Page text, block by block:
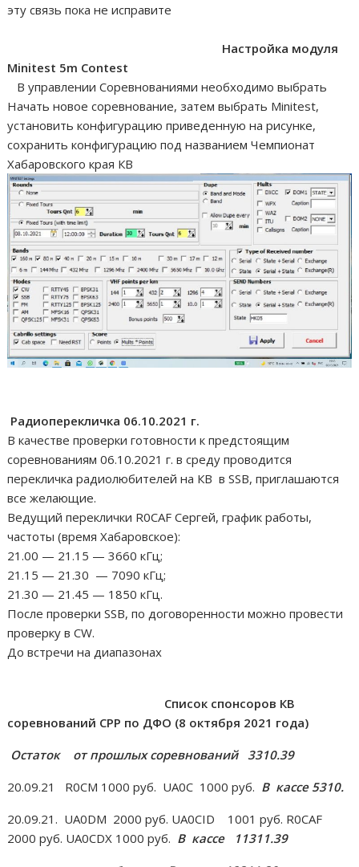
эту связь пока не исправите
Настройка модуля
Minitest 5m Contest
В управлении Соревнованиями необходимо выбрать
Начать новое соревнование, затем выбрать Minitest,
установить конфигурацию приведенную на рисунке,
сохранить конфигурацию под названием Чемпионат
Хабаровского края КВ
Радиоперекличка 06.10.2021 г.
В качестве проверки готовности к предстоящим
соревнованиям 06.10.2021 г. в среду проводится
перекличка радиолюбителей на КВ в SSB, приглашаются
все желающие.
Ведущий переклички R0CAF Сергей, график работы,
частоты (время Хабаровское):
21.00 — 21.15 — 3660 кГц;
21.15 — 21.30 — 7090 кГц;
21.30 — 21.45 — 1850 кГц.
После проверки SSB, по договоренности можно провести
проверку в CW.
До встречи на диапазонах
Список спонсоров КВ
соревнований СРР по ДФО (8 октября 2021 года)
Остаток от прошлых соревнований 3310.39
20.09.21 R0CM 1000 руб. UA0C 1000 руб. В кассе 5310.
20.09.21. UA0DM 2000 руб. UA0CID 1001 руб. R0CAF
2000 руб. UA0CDX 1000 руб. В кассе
11311.39